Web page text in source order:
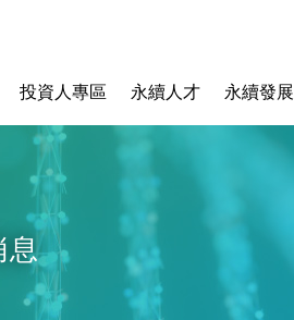
投資人專區 永續人才 永續發展
息